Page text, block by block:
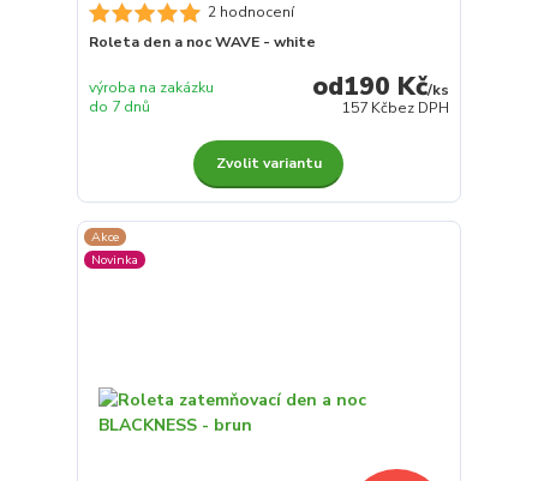
2 hodnocení
Roleta den a noc WAVE - white
190 Kč/ks
157 Kčbez DPH
výroba na zakázku
do 7 dnů
Zvolit variantu
Akce
Novinka